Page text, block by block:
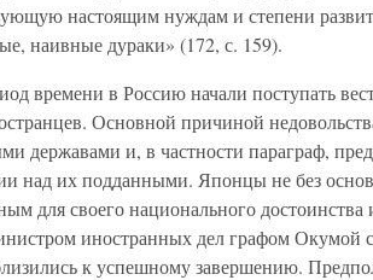
настоящим нуждам и степени
наивные дураки» (172, с. 159).
времени в Россию начали поступать
Основной причиной
державами и, в частности параграф,
над их подданными. Японцы не без
для своего национального
иностранных дел графом Окумой
к успешному завершению.